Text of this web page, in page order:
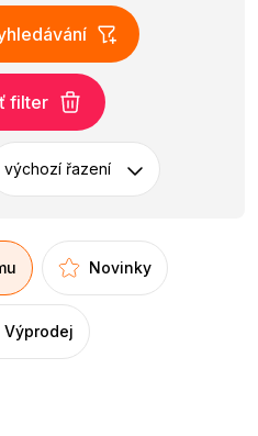
filter
výchozí řazení
Novinky
Výprodej